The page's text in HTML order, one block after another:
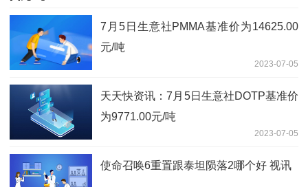
7月5日生意社PMMA基准价为14625.00
元/吨
2023-07-05
天天快资讯：7月5日生意社DOTP基准价
为9771.00元/吨
2023-07-05
使命召唤6重置跟泰坦陨落2哪个好 视讯